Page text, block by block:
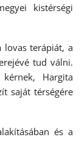
kistérségi
lovas terápiát, a
tud válni.
Hargita
saját térségére
és a